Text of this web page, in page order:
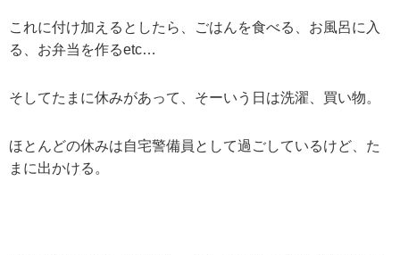
これに付け加えるとしたら、ごはんを食べる、お風呂に入
る、お弁当を作るetc…
そしてたまに休みがあって、そーいう日は洗濯、買い物。
ほとんどの休みは自宅警備員として過ごしているけど、た
まに出かける。